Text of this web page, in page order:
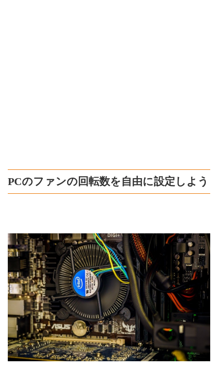
PCのファンの回転数を自由に設定しよう